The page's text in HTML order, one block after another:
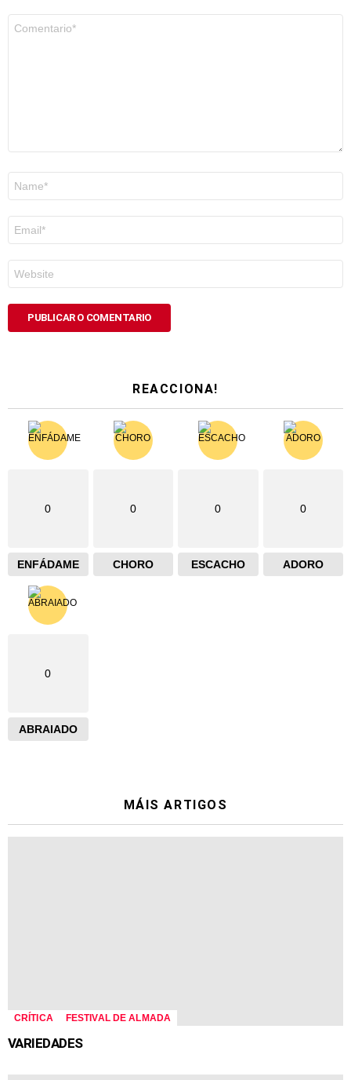
electrónico
*
REACCIONA!
0
ENFÁDAME
0
CHORO
0
ESCACHO
0
ADORO
0
ABRAIADO
MÁIS ARTIGOS
CRÍTICA FESTIVAL DE ALMADA
VARIEDADES